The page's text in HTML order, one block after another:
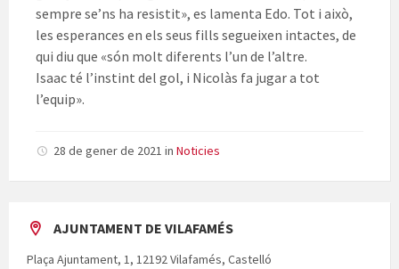
sempre se’ns ha resistit», es lamenta Edo. Tot i això,
les esperances en els seus fills segueixen intactes, de
qui diu que «són molt diferents l’un de l’altre.
Isaac té l’instint del gol, i Nicolàs fa jugar a tot
l’equip».
28 de gener de 2021 in Noticies
AJUNTAMENT DE VILAFAMÉS
Plaça Ajuntament, 1, 12192 Vilafamés, Castelló